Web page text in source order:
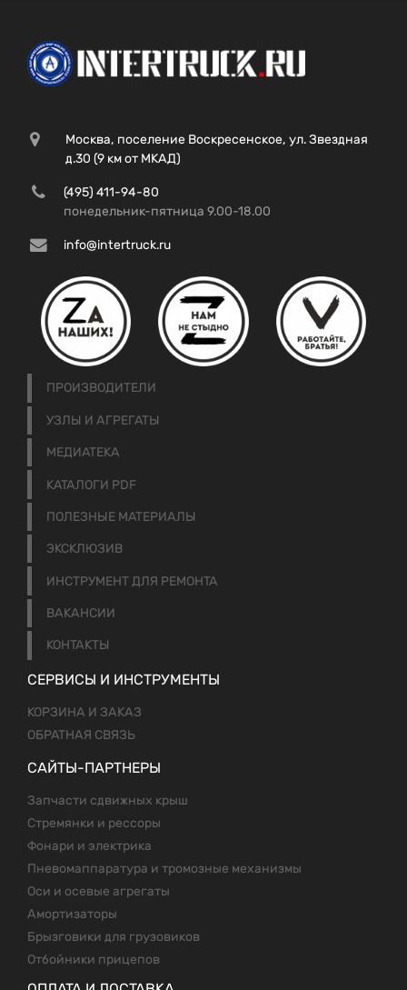
Москва, поселение Воскресенское, ул. Звездная
д.30 (9 км от МКАД)
(495) 411-94-80
понедельник-пятница 9.00-18.00
info@intertruck.ru
ПРОИЗВОДИТЕЛИ
УЗЛЫ И АГРЕГАТЫ
МЕДИАТЕКА
КАТАЛОГИ PDF
ПОЛЕЗНЫЕ МАТЕРИАЛЫ
ЭКСКЛЮЗИВ
ИНСТРУМЕНТ ДЛЯ РЕМОНТА
ВАКАНСИИ
КОНТАКТЫ
СЕРВИСЫ И ИНСТРУМЕНТЫ
КОРЗИНА И ЗАКАЗ
ОБРАТНАЯ СВЯЗЬ
САЙТЫ-ПАРТНЕРЫ
Запчасти сдвижных крыш
Стремянки и рессоры
Фонари и электрика
Пневомаппаратура и тромозные механизмы
Оси и осевые агрегаты
Амортизаторы
Брызговики для грузовиков
Отбойники прицепов